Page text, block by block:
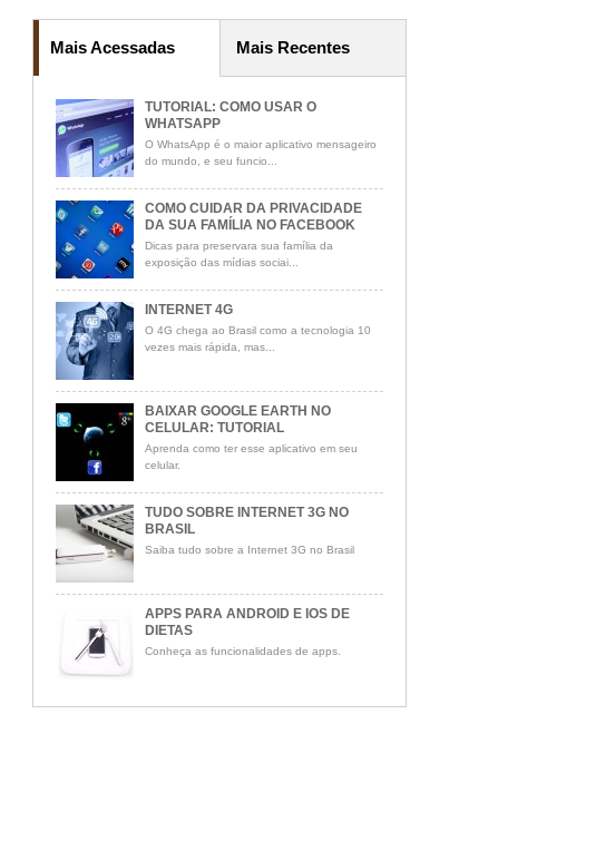
Mais Acessadas Mais Recentes
TUTORIAL: COMO USAR O
WHATSAPP
O WhatsApp é o maior aplicativo mensageiro
do mundo, e seu funcio...
COMO CUIDAR DA PRIVACIDADE
DA SUA FAMÍLIA NO FACEBOOK
Dicas para preservara sua família da
exposição das mídias sociai...
INTERNET 4G
O 4G chega ao Brasil como a tecnologia 10
vezes mais rápida, mas...
BAIXAR GOOGLE EARTH NO
CELULAR: TUTORIAL
Aprenda como ter esse aplicativo em seu
celular.
TUDO SOBRE INTERNET 3G NO
BRASIL
Saiba tudo sobre a Internet 3G no Brasil
APPS PARA ANDROID E IOS DE
DIETAS
Conheça as funcionalidades de apps.